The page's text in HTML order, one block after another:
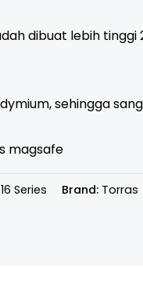
dibuat lebih tinggi
sehingga
magsafe
Series Brand: Torras